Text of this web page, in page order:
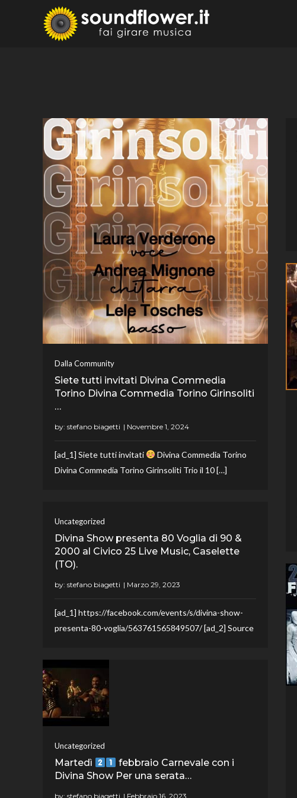
Dalla Community
Siete tutti invitati Divina Commedia
Torino Divina Commedia Torino Girinsoliti
…
by: stefano biagetti
[ad_1] Siete tutti invitati
Divina Commedia Torino
Divina Commedia Torino Girinsoliti Trio il 10 […]
Uncategorized
Divina Show presenta 80 Voglia di 90 &
2000 al Civico 25 Live Music, Caselette
(TO).
by: stefano biagetti
[ad_1] https://facebook.com/events/s/divina-show-
presenta-80-voglia/563761565849507/ [ad_2] Source
Uncategorized
Martedì
febbraio Carnevale con i
Divina Show Per una serata…
by: stefano biagetti